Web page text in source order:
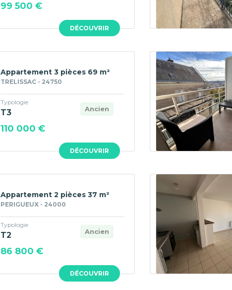
DÉCOUVRIR
99 500 €
DÉCOUVRIR
Appartement 3 pièces 69 m²
TRELISSAC - 24750
Ancien
Typologie
T3
110 000 €
DÉCOUVRIR
Appartement 2 pièces 37 m²
PERIGUEUX - 24000
Ancien
Typologie
T2
86 800 €